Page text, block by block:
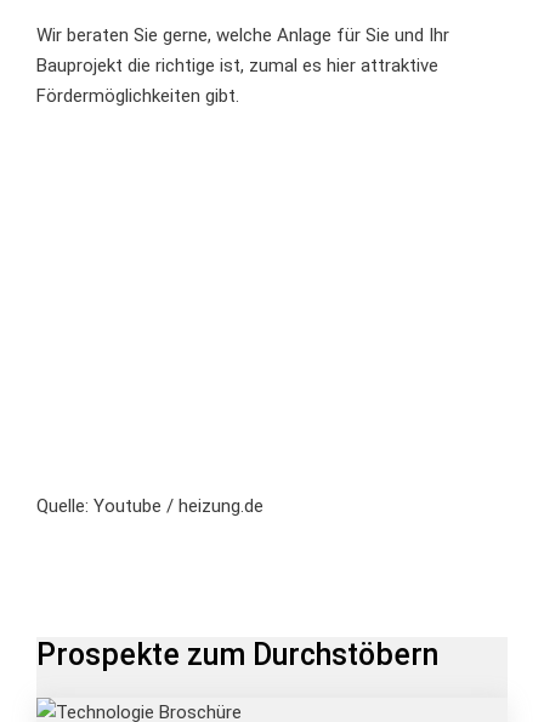
Wir beraten Sie gerne, welche Anlage für Sie und Ihr
Bauprojekt die richtige ist, zumal es hier attraktive
Fördermöglichkeiten gibt.
Quelle: Youtube / heizung.de
Prospekte zum Durchstöbern